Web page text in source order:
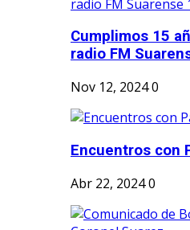
Cumplimos 15
radio FM
Nov 12, 20240
Encuentros con
Abr 22, 20240